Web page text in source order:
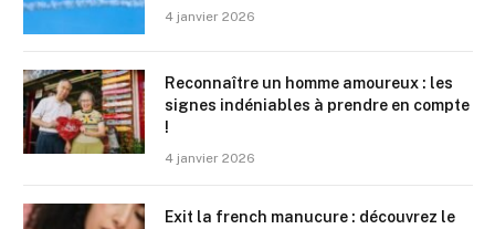
4 janvier 2026
Reconnaître un homme amoureux : les
signes indéniables à prendre en compte
!
4 janvier 2026
Exit la french manucure : découvrez le